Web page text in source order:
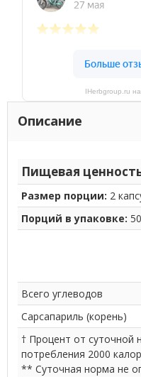
IHerbgroup.ru
Описание
Пищевая
Размер порции: 2
Порций в упаковке: 50
Всего углеводов
Сарсапариль (корень)
† Процент от суточной
потребления 2000
** Суточная норма не